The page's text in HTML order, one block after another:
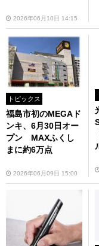
2026年06月10日 14:15
トピックス
福島市初のMEGAド
ンキ、6月30日オー
プン MAXふくし
まに約6万点
2026年06月09日 15:00